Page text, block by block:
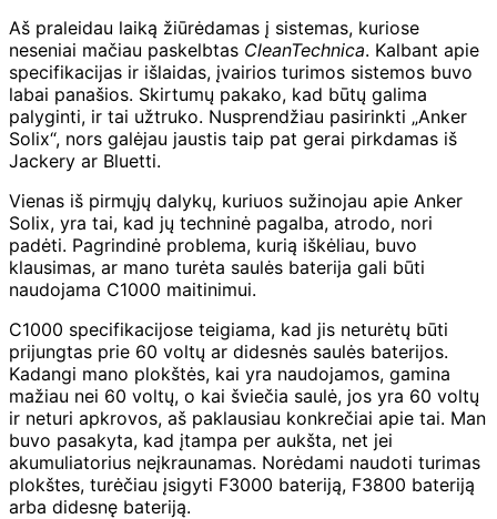
Aš praleidau laiką žiūrėdamas į sistemas, kuriose
neseniai mačiau paskelbtas CleanTechnica. Kalbant apie
specifikacijas ir išlaidas, įvairios turimos sistemos buvo
labai panašios. Skirtumų pakako, kad būtų galima
palyginti, ir tai užtruko. Nusprendžiau pasirinkti „Anker
Solix“, nors galėjau jaustis taip pat gerai pirkdamas iš
Jackery ar Bluetti.
Vienas iš pirmųjų dalykų, kuriuos sužinojau apie Anker
Solix, yra tai, kad jų techninė pagalba, atrodo, nori
padėti. Pagrindinė problema, kurią iškėliau, buvo
klausimas, ar mano turėta saulės baterija gali būti
naudojama C1000 maitinimui.
C1000 specifikacijose teigiama, kad jis neturėtų būti
prijungtas prie 60 voltų ar didesnės saulės baterijos.
Kadangi mano plokštės, kai yra naudojamos, gamina
mažiau nei 60 voltų, o kai šviečia saulė, jos yra 60 voltų
ir neturi apkrovos, aš paklausiau konkrečiai apie tai. Man
buvo pasakyta, kad įtampa per aukšta, net jei
akumuliatorius neįkraunamas. Norėdami naudoti turimas
plokštes, turėčiau įsigyti F3000 bateriją, F3800 bateriją
arba didesnę bateriją.